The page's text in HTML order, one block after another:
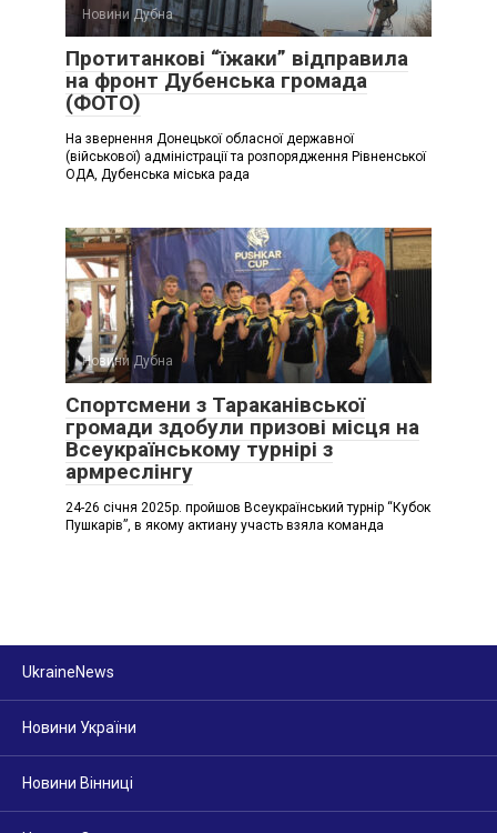
Новини Дубна
Протитанкові “їжаки” відправила
на фронт Дубенська громада
(ФОТО)
На звернення Донецької обласної державної
(військової) адміністрації та розпорядження Рівненської
ОДА, Дубенська міська рада
Новини Дубна
Спортсмени з Тараканівської
громади здобули призові місця на
Всеукраїнському турнірі з
армреслінгу
24-26 січня 2025р. пройшов Всеукраїнський турнір “Кубок
Пушкарів”, в якому актиану участь взяла команда
UkraineNews
Новини України
Новини Вінниці